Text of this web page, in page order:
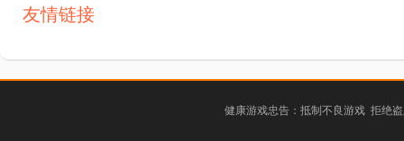
友情链接
健康游戏忠告：抵制不良游戏 拒绝